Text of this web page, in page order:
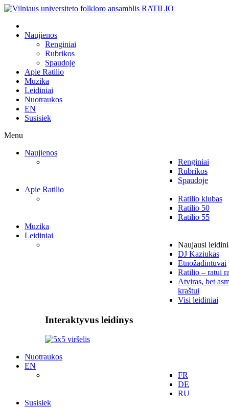
Naujienos
Renginiai
Rubrikos
Spaudoje
Apie Ratilio
Muzika
Leidiniai
Nuotraukos
EN
Susisiek
Menu
Naujienos
Renginiai
Rubrikos
Spaudoje
Apie Ratilio
Ratilio klubas
Ratilio 50
Ratilio 55
Muzika
Leidiniai
Naujausi
DJ Kaziukas
Etnožadintuvai
Ratilio – ratui
Atviras, bet
kraštui
Visi leidiniai
Interaktyvus leidinys
Nuotraukos
EN
FR
DE
RU
Susisiek